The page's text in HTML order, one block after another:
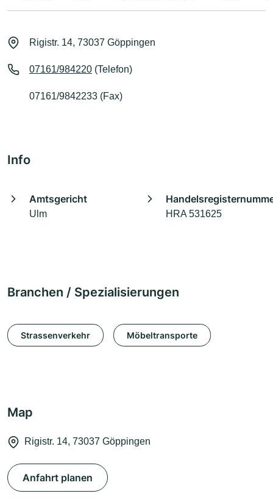
Rigistr. 14, 73037 Göppingen
07161/984220 (Telefon)
07161/9842233 (Fax)
Info
Amtsgericht
Ulm HRA 531625
Branchen / Spezialisierungen
Strassenverkehr Möbeltransporte
Map
Rigistr. 14, 73037 Göppingen
Anfahrt planen